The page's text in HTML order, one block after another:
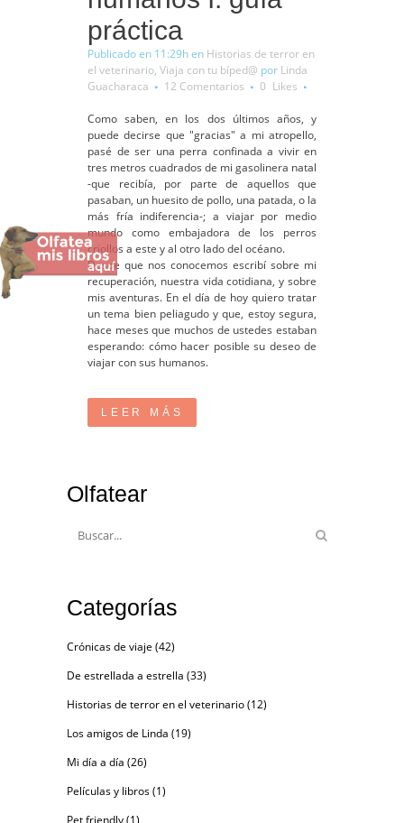
práctica
Publicado en 11:29hen Historias de terror en
el veterinario, Viaja con tu bíped@ por Linda
Guacharaca
12 Comentarios 0 Likes
Como saben, en los dos últimos años, y
puede decirse que "gracias" a mi atropello,
pasé de ser una perra confinada a vivir en
tres metros cuadrados de mi gasolinera natal
-que recibía, por parte de aquellos que
pasaban, un huesito de pollo, una patada, o la
más fría indiferencia-; a viajar por medio
mundo como embajadora de los perros
criollos a este y al otro lado del océano.
Desde que nos conocemos escribí sobre mi
recuperación, nuestra vida cotidiana, y sobre
mis aventuras. En el día de hoy quiero tratar
un tema bien peliagudo y que, estoy segura,
hace meses que muchos de ustedes estaban
esperando: cómo hacer posible su deseo de
viajar con sus humanos.
LEER MÁS
Olfatear
Categorías
Crónicas de viaje (42)
De estrellada a estrella (33)
Historias de terror en el veterinario(12)
Los amigos de Linda (19)
Mi día a día (26)
Películas y libros(1)
Pet friendly(1)